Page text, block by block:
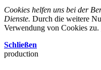
Cookies helfen uns bei der
Dienste. Durch die weitere
Verwendung von Cookies zu.
Schließen
production